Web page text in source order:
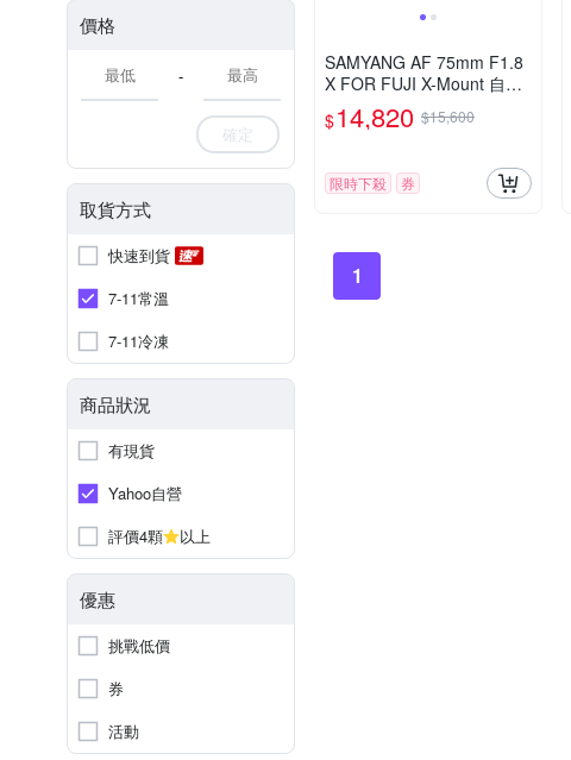
價格
-
確定
取貨方式
快速到貨
7-11常溫
7-11冷凍
商品狀況
有現貨
Yahoo自營
評價4顆
以上
優惠
挑戰低價
券
活動
SAMYANG AF 75mm F1.8
X FOR FUJI X-Mount 自動
對焦鏡頭 公司貨
$14,820 $15,600
限時下殺 券
1